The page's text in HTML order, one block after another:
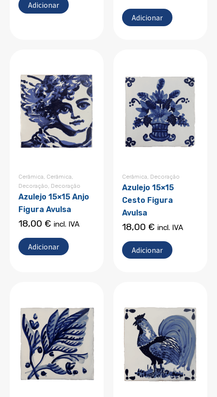
Adicionar
Adicionar
Cerâmica, Cerâmica,
Decoração, Decoração
Azulejo 15×15 Anjo
Figura Avulsa
18,00 € incl. IVA
Adicionar
Cerâmica, Decoração
Azulejo 15×15
Cesto Figura
Avulsa
18,00 € incl. IVA
Adicionar